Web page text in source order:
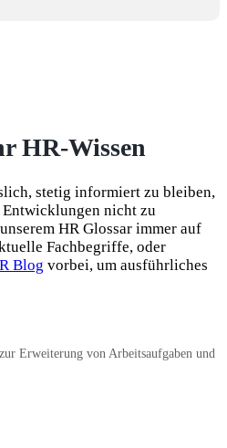
HR-Wissen
stetig informiert zu bleiben,
Entwicklungen nicht zu
HR Glossar immer auf
Fachbegriffe, oder
Blog vorbei, um ausführliches
Erweiterung von Arbeitsaufgaben und